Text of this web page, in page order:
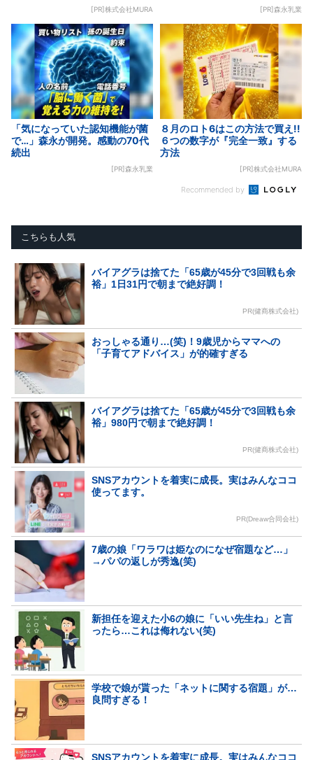
[PR]株式会社MURA [PR]森永乳業
「気になっていた認知機能が菌
で…」森永が開発。感動の70代
続出
[PR]森永乳業
８月のロト6はこの方法で買え!!
６つの数字が『完全一致』する
方法
[PR]株式会社MURA
Recommended by
こちらも人気
バイアグラは捨てた「65歳が45分で3回戦も余
裕」1日31円で朝まで絶好調！
PR(健商株式会社)
おっしゃる通り…(笑)！9歳児からママへの
「子育てアドバイス」が的確すぎる
バイアグラは捨てた「65歳が45分で3回戦も余
裕」980円で朝まで絶好調！
PR(健商株式会社)
SNSアカウントを着実に成長。実はみんなココ
使ってます。
PR(Dreaw合同会社)
7歳の娘「ワラワは姫なのになぜ宿題など…」
→パパの返しが秀逸(笑)
新担任を迎えた小6の娘に「いい先生ね」と言
ったら…これは侮れない(笑)
学校で娘が貰った「ネットに関する宿題」が…
良問すぎる！
SNSアカウントを着実に成長。実はみんなココ